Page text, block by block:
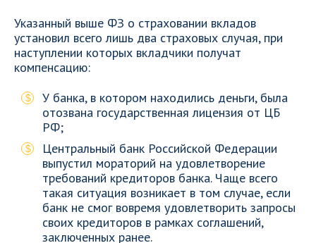
Указанный выше ФЗ о страховании вкладов
установил всего лишь два страховых случая, при
наступлении которых вкладчики получат
компенсацию:
У банка, в котором находились деньги, была
отозвана государственная лицензия от ЦБ
РФ;
Центральный банк Российской Федерации
выпустил мораторий на удовлетворение
требований кредиторов банка. Чаще всего
такая ситуация возникает в том случае, если
банк не смог вовремя удовлетворить запросы
своих кредиторов в рамках соглашений,
заключенных ранее.